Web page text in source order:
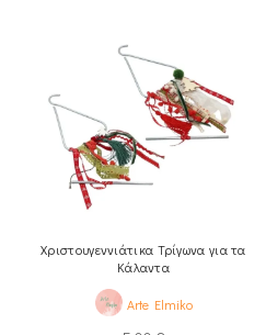
Χριστουγεννιάτικα Τρίγωνα για τα
Κάλαντα
Arte Elmiko